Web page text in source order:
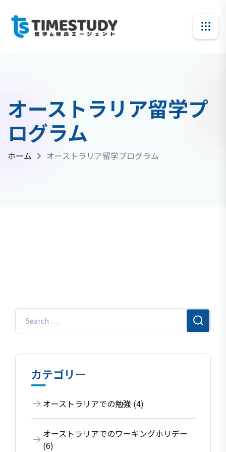
オーストラリア留学プ
ログラム
ホーム オーストラリア留学プログラム
カテゴリー
オーストラリアでの勉強 (4)
オーストラリアでのワーキングホリデー
(6)